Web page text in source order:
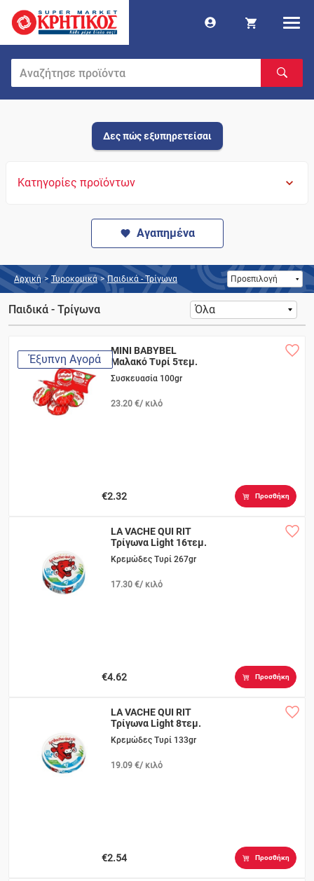
Δες πώς εξυπηρετείσαι
Κατηγορίες προϊόντων
Αγαπημένα
Αρχική > Τυροκομικά > Παιδικά - Τρίγωνα
Παιδικά - Τρίγωνα
Έξυπνη Αγορά
MINI BABYBEL
Μαλακό Τυρί 5τεμ.
Συσκευασία 100gr
23.20 €/ κιλό
€2.32 Προσθήκη
LA VACHE QUI RIT
Τρίγωνα Light 16τεμ.
Κρεμώδες Τυρί 267gr
17.30 €/ κιλό
€4.62 Προσθήκη
LA VACHE QUI RIT
Τρίγωνα Light 8τεμ.
Κρεμώδες Τυρί 133gr
19.09 €/ κιλό
€2.54 Προσθήκη